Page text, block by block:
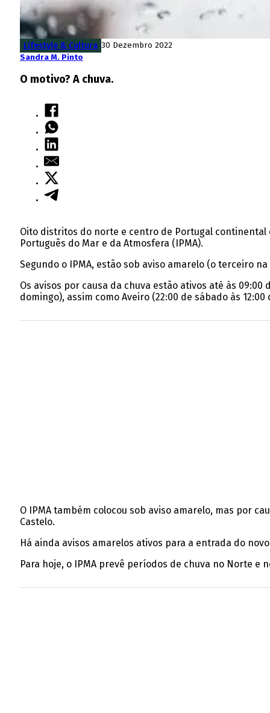
Lifestyle & Cultura 30 Dezembro 2022
Sandra M. Pinto
O motivo? A chuva.
Oito distritos do norte e centro de Portugal continental
Português do Mar e da Atmosfera (IPMA).
Segundo o IPMA, estão sob aviso amarelo (o terceiro
Os avisos por causa da chuva estão ativos até às
domingo), assim como Aveiro (22:00 de sábado às
O IPMA também colocou sob aviso amarelo, mas por
Castelo.
Há ainda avisos amarelos ativos para a entrada do
Para hoje, o IPMA prevê períodos de chuva no Norte